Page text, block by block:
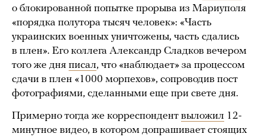
о блокированной попытке прорыва из Мариуполя
«порядка полутора тысяч человек»: «Часть
украинских военных уничтожены, часть сдались
в плен». Его коллега Александр Сладков вечером
того же дня писал, что «наблюдает» за процессом
сдачи в плен «1000 морпехов», сопроводив пост
фотографиями, сделанными еще при свете дня.
Примерно тогда же корреспондент выложил 12-
минутное видео, в котором допрашивает стоящих